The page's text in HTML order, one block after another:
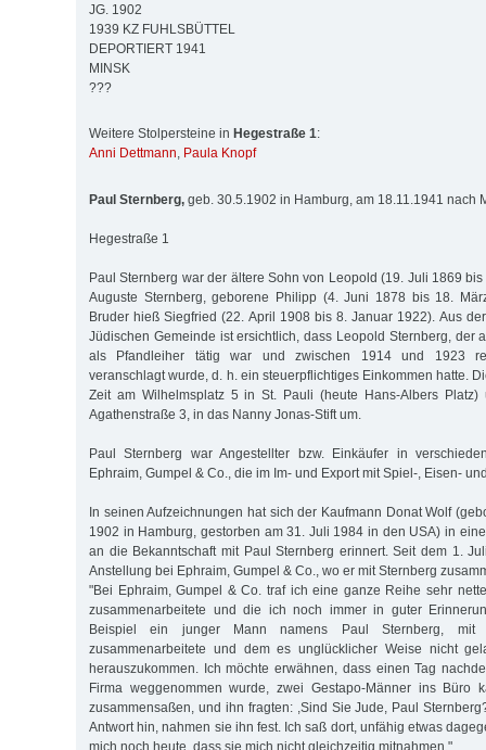
JG. 1902
1939 KZ FUHLSBÜTTEL
DEPORTIERT 1941
MINSK
???
Weitere Stolpersteine in Hegestraße 1:
Anni Dettmann, Paula Knopf
Paul Sternberg, geb. 30.5.1902 in Hamburg, am 18.11.1941 nach
Hegestraße 1
Paul Sternberg war der ältere Sohn von Leopold (19. Juli 1869
Auguste Sternberg, geborene Philipp (4. Juni 1878 bis 18.
Bruder hieß Siegfried (22. April 1908 bis 8. Januar 1922). Aus
Jüdischen Gemeinde ist ersichtlich, dass Leopold Sternberg, der
als Pfandleiher tätig war und zwischen 1914 und 1923
veranschlagt wurde, d. h. ein steuerpflichtiges Einkommen hatte.
Zeit am Wilhelmsplatz 5 in St. Pauli (heute Hans-Albers
Agathenstraße 3, in das Nanny Jonas-Stift um.
Paul Sternberg war Angestellter bzw. Einkäufer in
Ephraim, Gumpel & Co., die im Im- und Export mit Spiel-, Eisen-
In seinen Aufzeichnungen hat sich der Kaufmann Donat Wolf
1902 in Hamburg, gestorben am 31. Juli 1984 in den USA) in
an die Bekanntschaft mit Paul Sternberg erinnert. Seit dem 1.
Anstellung bei Ephraim, Gumpel & Co., wo er mit Sternberg
"Bei Ephraim, Gumpel & Co. traf ich eine ganze Reihe sehr
zusammenarbeitete und die ich noch immer in guter
Beispiel ein junger Mann namens Paul Sternberg,
zusammenarbeitete und dem es unglücklicher Weise nicht
herauszukommen. Ich möchte erwähnen, dass einen Tag
Firma weggenommen wurde, zwei Gestapo-Männer ins Büro
zusammensaßen, und ihn fragten: ,Sind Sie Jude, Paul
Antwort hin, nahmen sie ihn fest. Ich saß dort, unfähig etwas
mich noch heute, dass sie mich nicht gleichzeitig mitnahmen."